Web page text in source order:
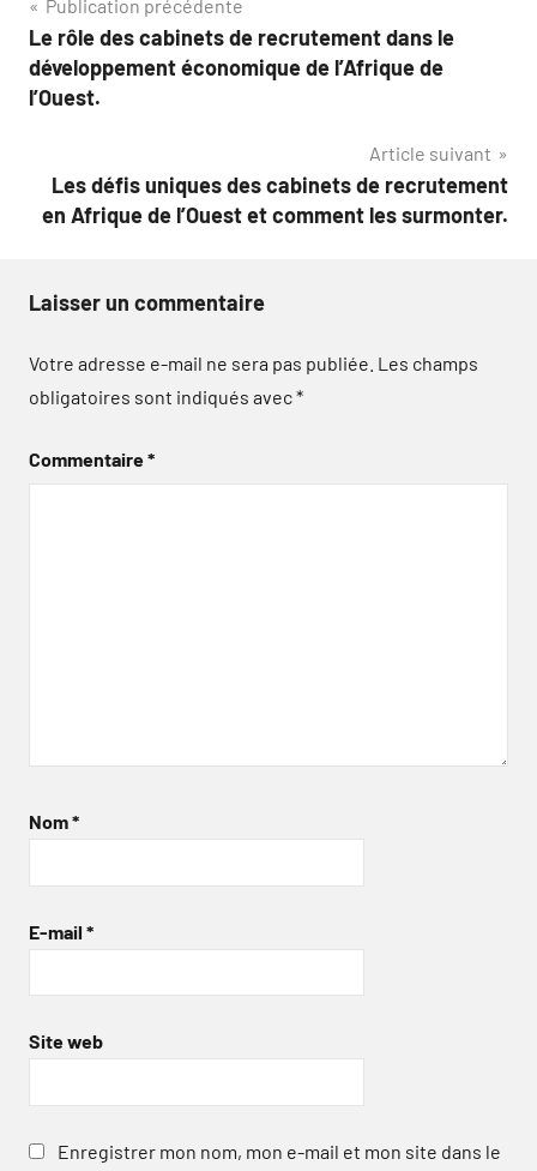
Navigation
de
l’article
Publication précédente
Le rôle des cabinets de recrutement dans le
développement économique de l’Afrique de
l’Ouest.
Article suivant
Les défis uniques des cabinets de recrutement
en Afrique de l’Ouest et comment les surmonter.
Laisser un commentaire
Votre adresse e-mail ne sera pas publiée. Les champs
obligatoires sont indiqués avec*
Commentaire*
Nom*
E-mail *
Site web
Enregistrer mon nom, mon e-mail et mon site dans le